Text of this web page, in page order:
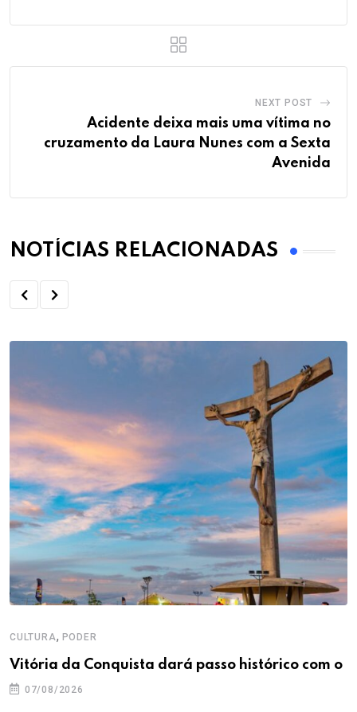
NEXT POST
Acidente deixa mais uma vítima no
cruzamento da Laura Nunes com a Sexta
Avenida
NOTÍCIAS RELACIONADAS
CULTURA, PODER
Vitória da Conquista dará passo histórico com o
07/08/2026